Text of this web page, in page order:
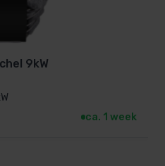
9kW
ca. 1 week